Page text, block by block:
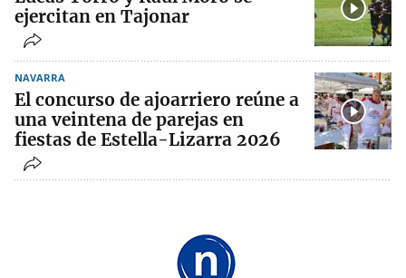
ejercitan en Tajonar
NAVARRA
El concurso de ajoarriero reúne a
una veintena de parejas en
fiestas de Estella-Lizarra 2026